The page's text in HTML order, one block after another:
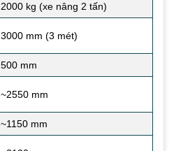
2000 kg (xe nâng 2 tấn)
3000 mm (3 mét)
500 mm
~2550 mm
~1150 mm